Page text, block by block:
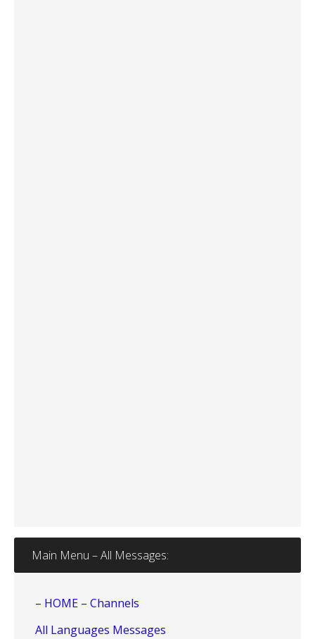
Main Menu – All Messages:
– HOME – Channels
All Languages Messages